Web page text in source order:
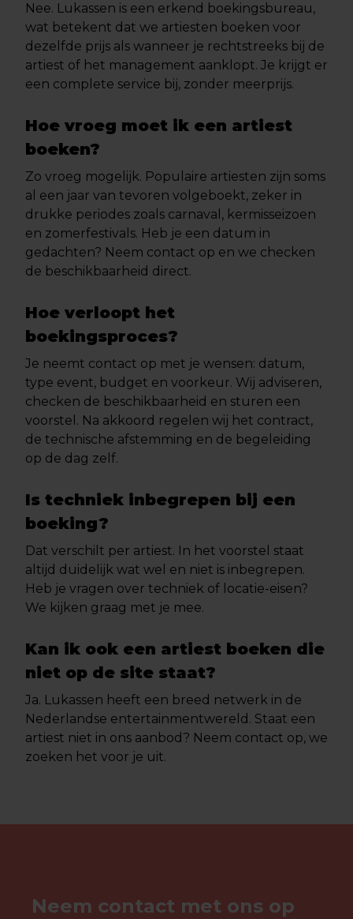
Nee. Lukassen is een erkend boekingsbureau,
wat betekent dat we artiesten boeken voor
dezelfde prijs als wanneer je rechtstreeks bij de
artiest of het management aanklopt. Je krijgt er
een complete service bij, zonder meerprijs.
Hoe vroeg moet ik een artiest
boeken?
Zo vroeg mogelijk. Populaire artiesten zijn soms
al een jaar van tevoren volgeboekt, zeker in
drukke periodes zoals carnaval, kermisseizoen
en zomerfestivals. Heb je een datum in
gedachten? Neem contact op en we checken
de beschikbaarheid direct.
Hoe verloopt het
boekingsproces?
Je neemt contact op met je wensen: datum,
type event, budget en voorkeur. Wij adviseren,
checken de beschikbaarheid en sturen een
voorstel. Na akkoord regelen wij het contract,
de technische afstemming en de begeleiding
op de dag zelf.
Is techniek inbegrepen bij een
boeking?
Dat verschilt per artiest. In het voorstel staat
altijd duidelijk wat wel en niet is inbegrepen.
Heb je vragen over techniek of locatie-eisen?
We kijken graag met je mee.
Kan ik ook een artiest boeken die
niet op de site staat?
Ja. Lukassen heeft een breed netwerk in de
Nederlandse entertainmentwereld. Staat een
artiest niet in ons aanbod? Neem contact op, we
zoeken het voor je uit.
Neem contact met ons op